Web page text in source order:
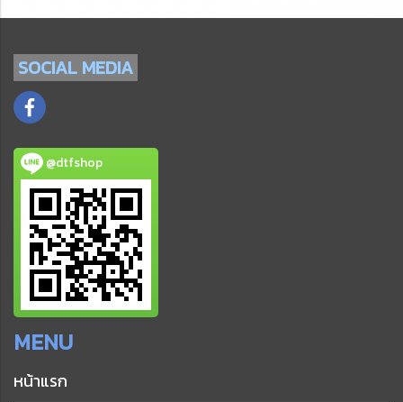
SOCIAL MEDIA
@dtfshop
MENU
หน้าแรก